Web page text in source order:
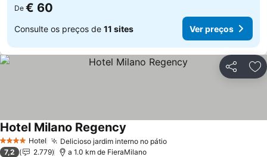
De € 60
Consulte os preços de 11 sites Ver preços
Partilhar
4 EstrelasHotel Delicioso jardim interno no pátioVer preços
Hotel Milano Regency
7,2 2.779 a 1.0 km de FieraMilano